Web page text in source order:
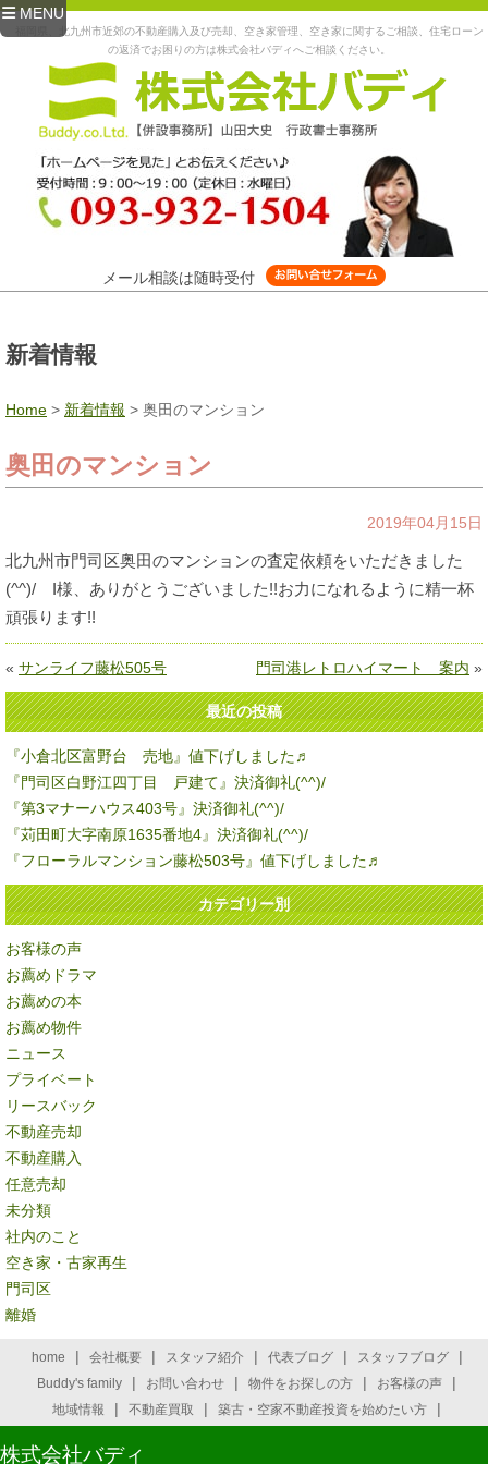
MENU
福岡県、北九州市近郊の不動産購入及び売却、空き家管理、空き家に関するご相談、住宅ローン
の返済でお困りの方は株式会社バディへご相談ください。
メール相談は随時受付
新着情報
Home > 新着情報 > 奥田のマンション
奥田のマンション
2019年04月15日
北九州市門司区奥田のマンションの査定依頼をいただきました
(^^)/ I様、ありがとうございました!!お力になれるように精一杯
頑張ります!!
« サンライフ藤松505号 門司港レトロハイマート 案内 »
最近の投稿
『小倉北区富野台 売地』値下げしました♬
『門司区白野江四丁目 戸建て』決済御礼(^^)/
『第3マナーハウス403号』決済御礼(^^)/
『苅田町大字南原1635番地4』決済御礼(^^)/
『フローラルマンション藤松503号』値下げしました♬
カテゴリー別
お客様の声
お薦めドラマ
お薦めの本
お薦め物件
ニュース
プライベート
リースバック
不動産売却
不動産購入
任意売却
未分類
社内のこと
空き家・古家再生
門司区
離婚
home | 会社概要 | スタッフ紹介 | 代表ブログ | スタッフブログ |
Buddy's family | お問い合わせ | 物件をお探しの方 | お客様の声 |
地域情報 | 不動産買取 | 築古・空家不動産投資を始めたい方 |
株式会社バディ